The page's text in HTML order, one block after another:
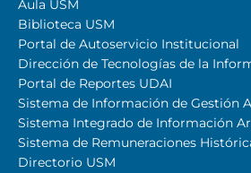
Aula USM
Biblioteca USM
Portal de Autoservicio Institucional
Dirección de Tecnologías de la
Portal de Reportes UDAI
Sistema de Información de Gestión
Sistema Integrado de Información
Sistema de Remuneraciones
Directorio USM